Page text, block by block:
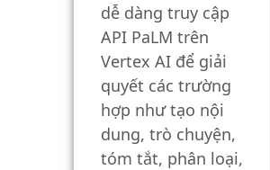
dễ dàng truy cập
API PaLM trên
Vertex AI để giải
quyết các trường
hợp như tạo nội
dung, trò chuyện,
tóm tắt, phân loại,